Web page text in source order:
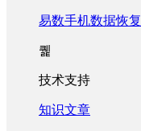
易数手机数据恢复
퀥
技术支持
知识文章